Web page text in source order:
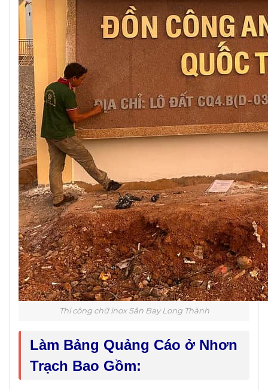
Thi công chữ inox Sân Bay Long Thành
Làm Bảng Quảng Cáo ở Nhơn
Trạch Bao Gồm: